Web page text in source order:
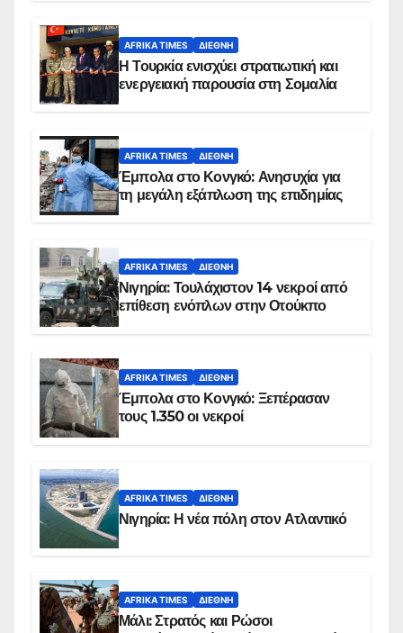
AFRIKA TIMES ΔΙΕΘΝΉ
Η Τουρκία ενισχύει στρατιωτική και
ενεργειακή παρουσία στη Σομαλία
AFRIKA TIMES ΔΙΕΘΝΉ
Έμπολα στο Κονγκό: Ανησυχία για
τη μεγάλη εξάπλωση της επιδημίας
AFRIKA TIMES ΔΙΕΘΝΉ
Νιγηρία: Τουλάχιστον 14 νεκροί από
επίθεση ενόπλων στην Οτούκπο
AFRIKA TIMES ΔΙΕΘΝΉ
Έμπολα στο Κονγκό: Ξεπέρασαν
τους 1.350 οι νεκροί
AFRIKA TIMES ΔΙΕΘΝΉ
Νιγηρία: Η νέα πόλη στον Ατλαντικό
AFRIKA TIMES ΔΙΕΘΝΉ
Μάλι: Στρατός και Ρώσοι